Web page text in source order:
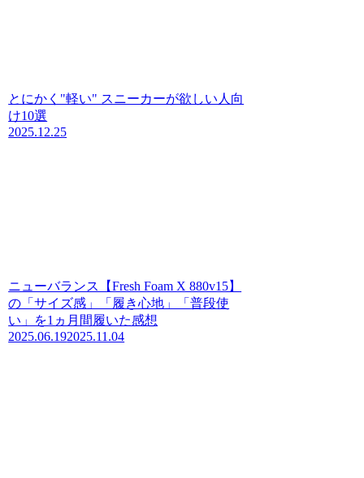
とにかく"軽い" スニーカーが欲しい人向
け10選
2025.12.25
ニューバランス【Fresh Foam X 880v15】
の「サイズ感」「履き心地」「普段使
い」を1ヵ月間履いた感想
2025.06.192025.11.04